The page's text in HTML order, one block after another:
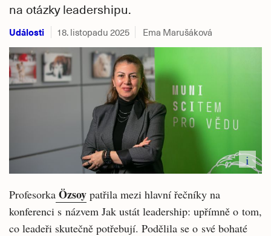
na otázky leadershipu.
Události 18. listopadu 2025 Ema Marušáková
i
Profesorka Özsoy patřila mezi hlavní řečníky na
konferenci s názvem Jak ustát leadership: upřímně o tom,
co leadeři skutečně potřebují. Podělila se o své bohaté